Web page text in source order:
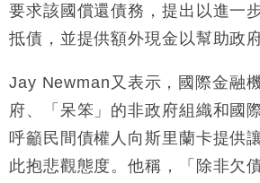
要求該國償還債務，提出以進一
抵債，並提供額外現金以幫助政
Jay Newman又表示，國際金融
府、「呆笨」的非政府組織和國
呼籲民間債權人向斯里蘭卡提供
此抱悲觀態度。他稱，「除非欠